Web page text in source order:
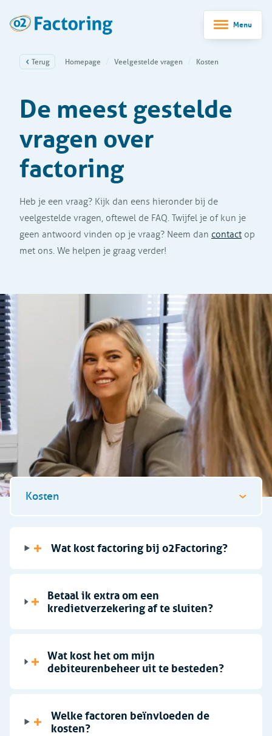
Menu
Terug Homepage Veelgestelde vragen Kosten
De meest gestelde
vragen over
factoring
Heb je een vraag? Kijk dan eens hieronder bij de
veelgestelde vragen, oftewel de FAQ. Twijfel je of kun je
geen antwoord vinden op je vraag? Neem dan contact op
met ons. We helpen je graag verder!
Kosten
Algemeen
Voorwaarden
Kredietverzekering
Wat kost factoring bij o2Factoring?
Betaal ik extra om een
kredietverzekering af te sluiten?
Wat kost het om mijn
debiteurenbeheer uit te besteden?
Welke factoren beïnvloeden de
kosten?